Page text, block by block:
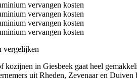
in Giesbeek gaat heel
uit Rheden, Zevenaar en